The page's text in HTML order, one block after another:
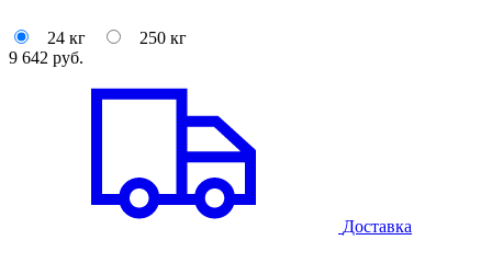
24 кг
250 кг
9 642 руб.
Доставка